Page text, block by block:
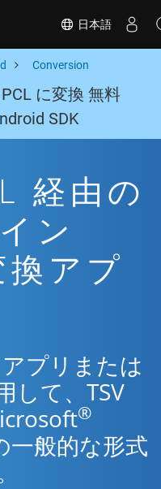
日本語
Conversion
に変換 無料
SDK
経由の
ン
アプ
プリまたは
して、TSV
®
一般的な形式